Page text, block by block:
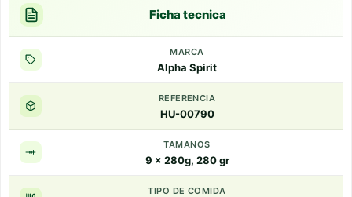
Ficha tecnica
MARCA
Alpha Spirit
REFERENCIA
HU-00790
TAMANOS
9 x 280g, 280 gr
TIPO DE COMIDA